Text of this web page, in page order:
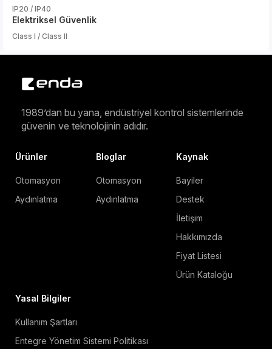
IP20 / IP40
Elektriksel Güvenlik
Class I / Class II
1989’dan bu yana, endüstriyel kontrol sistemlerinde
güvenin ve teknolojinin adıdır.
Ürünler
Otomasyon
Aydınlatma
Bloglar
Otomasyon
Aydınlatma
Kaynak
Bayiler
Destek
İletişim
Hakkımızda
Fiyat Listesi
Ürün Kataloğu
Yasal Bilgiler
Kullanım Şartları
Entegre Yönetim Sistemi Politikası